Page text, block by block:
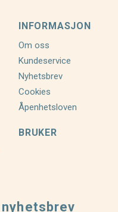
INFORMASJON
Om oss
Kundeservice
Nyhetsbrev
Cookies
Åpenhetsloven
BRUKER